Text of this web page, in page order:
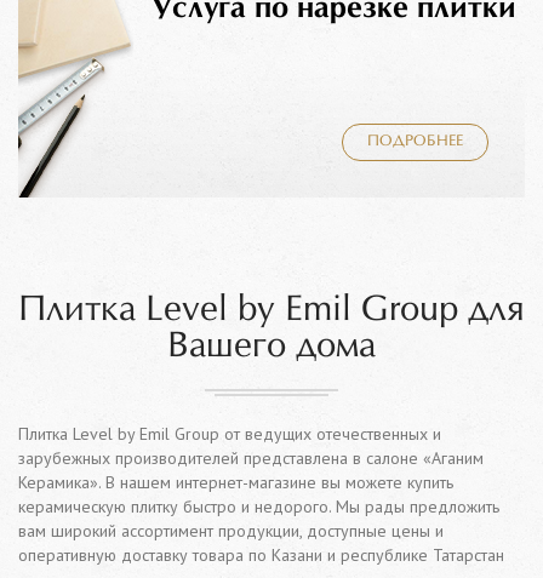
Услуга по нарезке плитки
ПОДРОБНЕЕ
Плитка Level by Emil Group для
Вашего дома
Плитка Level by Emil Group от ведущих отечественных и
зарубежных производителей представлена в салоне «Аганим
Керамика». В нашем интернет-магазине вы можете купить
керамическую плитку быстро и недорого. Мы рады предложить
вам широкий ассортимент продукции, доступные цены и
оперативную доставку товара по Казани и республике Татарстан